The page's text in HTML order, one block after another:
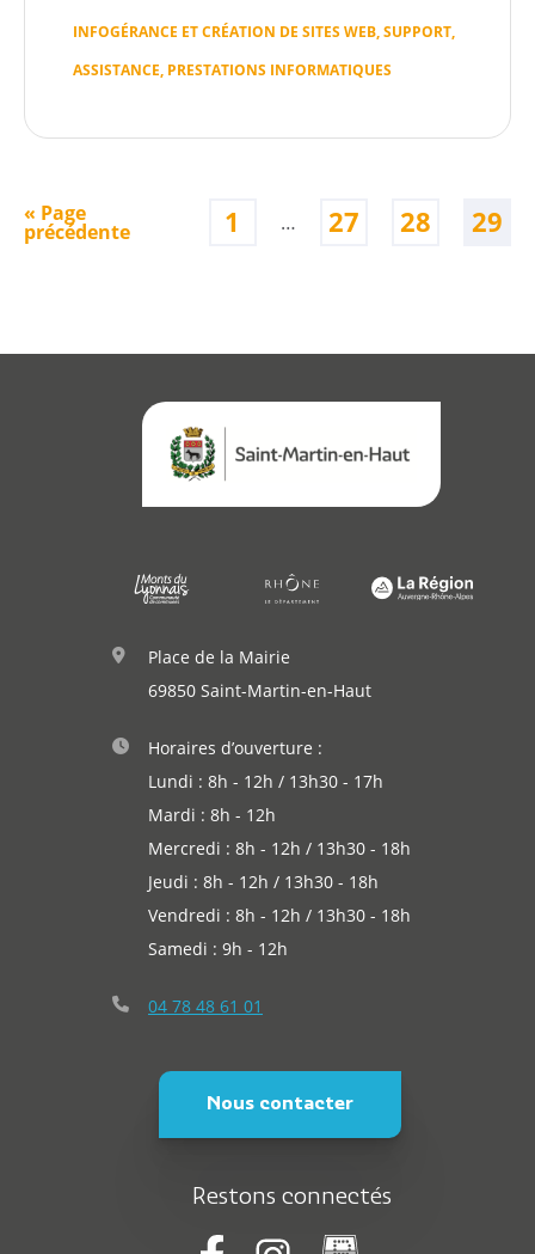
INFOGÉRANCE ET CRÉATION DE SITES WEB, SUPPORT,
ASSISTANCE, PRESTATIONS INFORMATIQUES
« Page
précédente 1 … 27 28 29
Place de la Mairie
69850 Saint-Martin-en-Haut
Horaires d’ouverture :
Lundi : 8h - 12h / 13h30 - 17h
Mardi : 8h - 12h
Mercredi : 8h - 12h / 13h30 - 18h
Jeudi : 8h - 12h / 13h30 - 18h
Vendredi : 8h - 12h / 13h30 - 18h
Samedi : 9h - 12h
04 78 48 61 01
Nous contacter
Restons connectés